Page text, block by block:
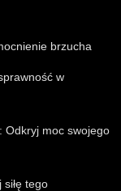
brzucha
w
Odkryj moc swojego
tego